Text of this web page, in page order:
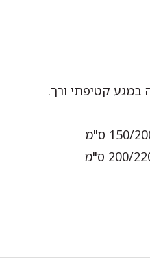
במגע קטיפתי ורך.